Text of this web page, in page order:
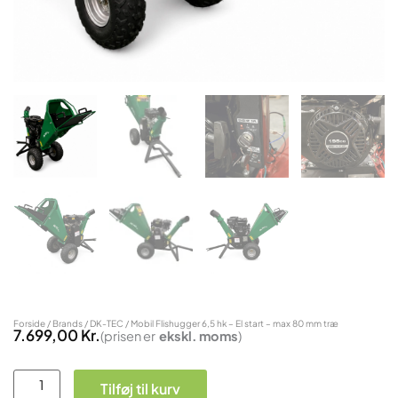
Forside / Brands / DK-TEC / Mobil Flishugger 6,5 hk – El start – max 80 mm træ
7.699,00Kr.(prisen er ekskl. moms)
Mobil
Tilføj til kurv